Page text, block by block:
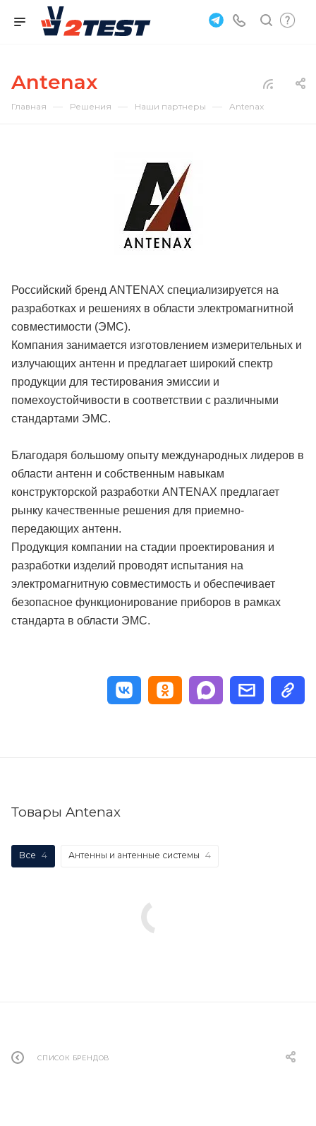
Antenax
Главная — Решения — Наши партнеры — Antenax
Российский бренд ANTENAX специализируется на
разработках и решениях в области электромагнитной
совместимости (ЭМС).
Компания занимается изготовлением измерительных и
излучающих антенн и предлагает широкий спектр
продукции для тестирования эмиссии и
помехоустойчивости в соответствии с различными
стандартами ЭМС.
Благодаря большому опыту международных лидеров в
области антенн и собственным навыкам
конструкторской разработки ANTENAX предлагает
рынку качественные решения для приемно-
передающих антенн.
Продукция компании на стадии проектирования и
разработки изделий проводят испытания на
электромагнитную совместимость и обеспечивает
безопасное функционирование приборов в рамках
стандарта в области ЭМС.
Товары Antenax
Все 4 Антенны и антенные системы 4
СПИСОК БРЕНДОВ